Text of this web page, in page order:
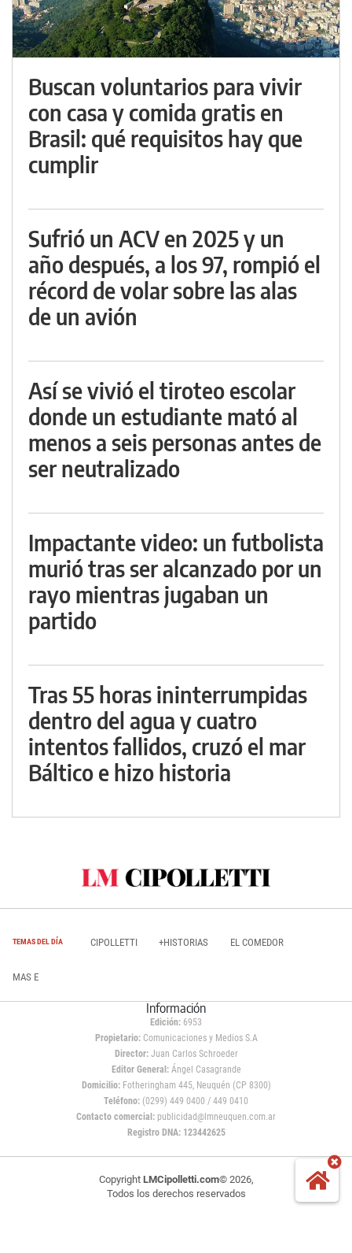
Buscan voluntarios para vivir
con casa y comida gratis en
Brasil: qué requisitos hay que
cumplir
Sufrió un ACV en 2025 y un
año después, a los 97, rompió el
récord de volar sobre las alas
de un avión
Así se vivió el tiroteo escolar
donde un estudiante mató al
menos a seis personas antes de
ser neutralizado
Impactante video: un futbolista
murió tras ser alcanzado por un
rayo mientras jugaban un
partido
Tras 55 horas ininterrumpidas
dentro del agua y cuatro
intentos fallidos, cruzó el mar
Báltico e hizo historia
TEMAS DEL DÍA CIPOLLETTI +HISTORIAS EL COMEDOR
MAS E
Información
Edición: 6953
Propietario:Comunicaciones y Medios S.A
Director: Juan Carlos Schroeder
Editor General:Ángel Casagrande
Domicilio:Fotheringham 445, Neuquén (CP 8300)
Teléfono: (0299) 449 0400 / 449 0410
Contacto comercial: publicidad@lmneuquen.com.ar
Registro DNA: 123442625
Copyright LMCipolletti.com© 2026,
Todos los derechos reservados